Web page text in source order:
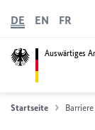
Auswärtiges
DE EN FR
Startseite